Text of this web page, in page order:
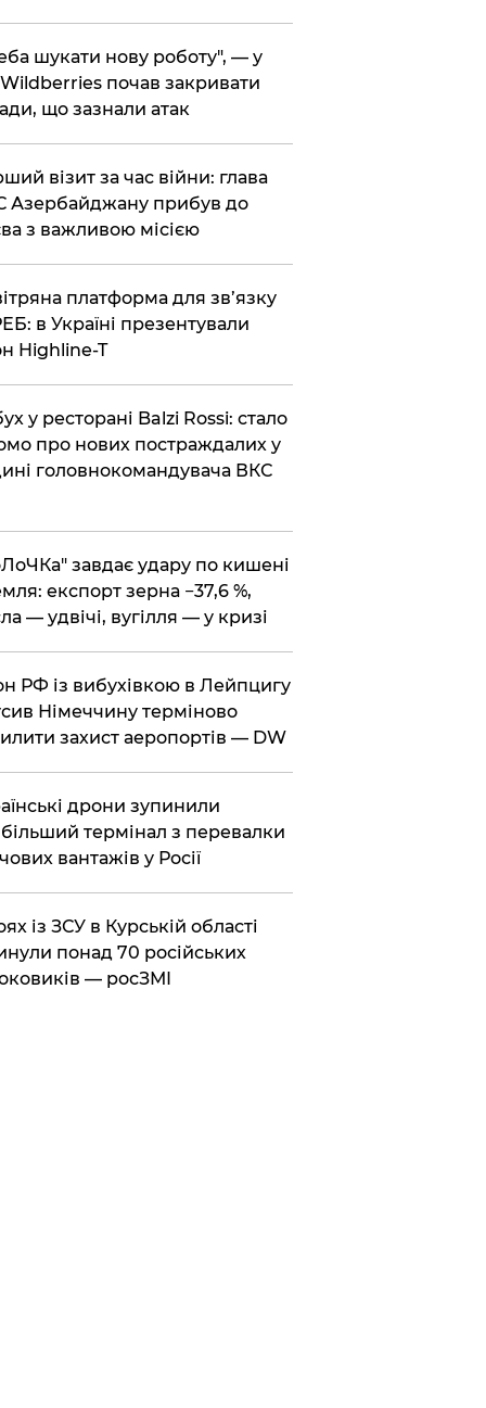
шукати нову роботу", — у
почав закривати
що зазнали атак
візит за час війни: глава
Азербайджану прибув до
з важливою місією
платформа для зв’язку
в Україні презентували
Highline-T
у ресторані Balzi Rossi: стало
про нових постраждалих у
головнокомандувача ВКС
завдає удару по кишені
експорт зерна −37,6 %,
— удвічі, вугілля — у кризі
РФ із вибухівкою в Лейпцигу
Німеччину терміново
захист аеропортів — DW
дрони зупинили
термінал з перевалки
вантажів у Росії
із ЗСУ в Курській області
понад 70 російських
— росЗМІ